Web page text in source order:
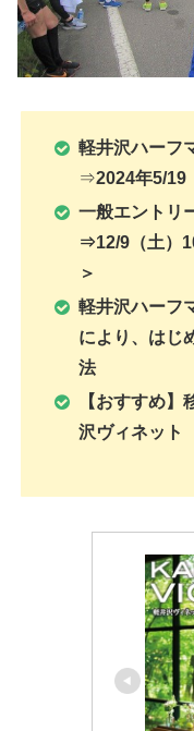
軽井沢ハーフ
⇒2024年5/19
一般エントリ
⇒12/9（土）
＞
軽井沢ハーフ
により、はじ
法
【おすすめ
沢ヴィネット